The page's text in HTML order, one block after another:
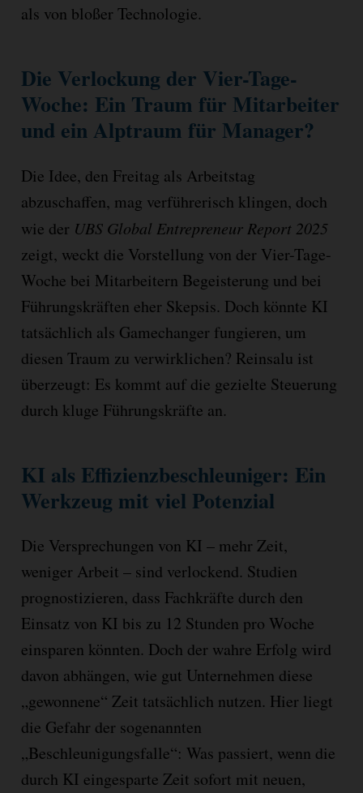
als von bloßer Technologie.
Die Verlockung der Vier-Tage-
Woche: Ein Traum für Mitarbeiter
und ein Alptraum für Manager?
Die Idee, den Freitag als Arbeitstag
abzuschaffen, mag verführerisch klingen, doch
wie der UBS Global Entrepreneur Report 2025
zeigt, weckt die Vorstellung von der Vier-Tage-
Woche bei Mitarbeitern Begeisterung und bei
Führungskräften eher Skepsis. Doch könnte KI
tatsächlich als Gamechanger fungieren, um
diesen Traum zu verwirklichen? Reinsalu ist
überzeugt: Es kommt auf die gezielte Steuerung
durch kluge Führungskräfte an.
KI als Effizienzbeschleuniger: Ein
Werkzeug mit viel Potenzial
Die Versprechungen von KI – mehr Zeit,
weniger Arbeit – sind verlockend. Studien
prognostizieren, dass Fachkräfte durch den
Einsatz von KI bis zu 12 Stunden pro Woche
einsparen könnten. Doch der wahre Erfolg wird
davon abhängen, wie gut Unternehmen diese
„gewonnene“ Zeit tatsächlich nutzen. Hier liegt
die Gefahr der sogenannten
„Beschleunigungsfalle“: Was passiert, wenn die
durch KI eingesparte Zeit sofort mit neuen,